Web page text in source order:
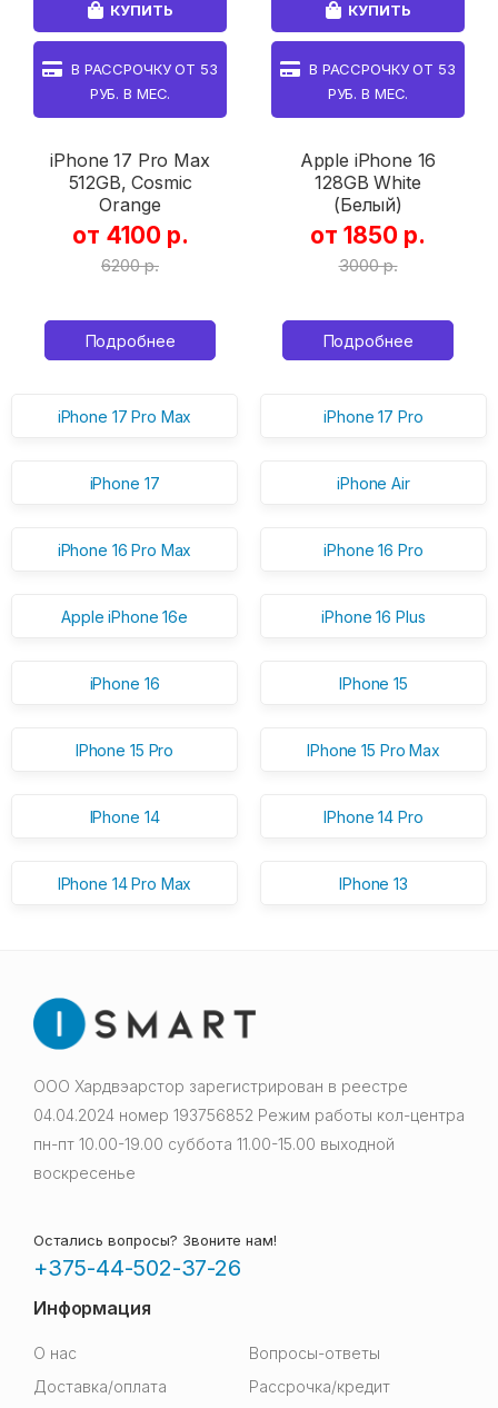
КУПИТЬ
В РАССРОЧКУ ОТ 53
РУБ. В МЕС.
iPhone 17 Pro Max
512GB, Cosmic
Orange
от 4100 р.
6200 р.
Подробнее
КУПИТЬ
В РАССРОЧКУ ОТ 53
РУБ. В МЕС.
Apple iPhone 16
128GB White
(Белый)
от 1850 р.
3000 р.
Подробнее
iPhone 17 Pro Max iPhone 17 Pro
iPhone 17 iPhone Air
iPhone 16 Pro Max iPhone 16 Pro
Apple iPhone 16e iPhone 16 Plus
iPhone 16 IPhone 15
IPhone 15 Pro IPhone 15 Pro Max
IPhone 14 IPhone 14 Pro
IPhone 14 Pro Max IPhone 13
ООО Хардвэарстор зарегистрирован в реестре
04.04.2024 номер 193756852 Режим работы кол-центра
пн-пт 10.00-19.00 суббота 11.00-15.00 выходной
воскресенье
Остались вопросы? Звоните нам!
+375-44-502-37-26
Информация
О нас
Вопросы-ответы
Доставка/оплата
Рассрочка/кредит